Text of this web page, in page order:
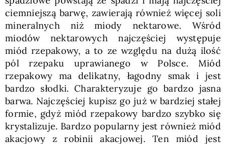
ciemniejszą barwę, zawierają również więcej soli
mineralnych niż miody nektarowe. Wśród
miodów nektarowych najczęściej występuje
miód rzepakowy, a to ze względu na dużą ilość
pól rzepaku uprawianego w Polsce. Miód
rzepakowy ma delikatny, łagodny smak i jest
bardzo słodki. Charakteryzuje go bardzo jasna
barwa. Najczęściej kupisz go już w bardziej stałej
formie, gdyż miód rzepakowy bardzo szybko się
krystalizuje. Bardzo popularny jest również miód
akacjowy z robinii akacjowej. Ten miód jest